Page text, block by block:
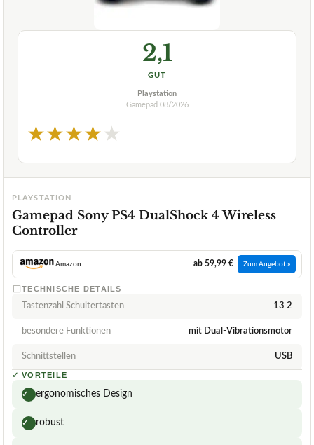
2,1
GUT
Playstation
Gamepad 08/2026
★★★★★
PLAYSTATION
Gamepad Sony PS4 DualShock 4 Wireless
Controller
Amazon ab 59,99 € Zum Angebot »
TECHNISCHE DETAILS
Tastenzahl Schultertasten 13 2
besondere Funktionen mit Dual-Vibrationsmotor
Schnittstellen USB
✓ VORTEILE
✓ ergonomisches Design
✓ robust